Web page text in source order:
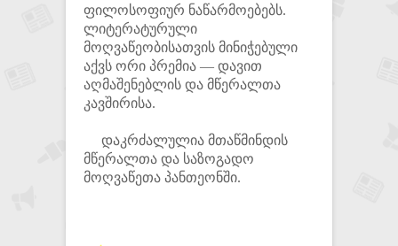
ფილოსოფიურ ნაწარმოებებს.
ლიტერატურული
მოღვაწეობისათვის მინიჭებული
აქვს ორი პრემია — დავით
აღმაშენებლის და მწერალთა
კავშირისა.
დაკრძალულია მთაწმინდის
მწერალთა და საზოგადო
მოღვაწეთა პანთეონში.